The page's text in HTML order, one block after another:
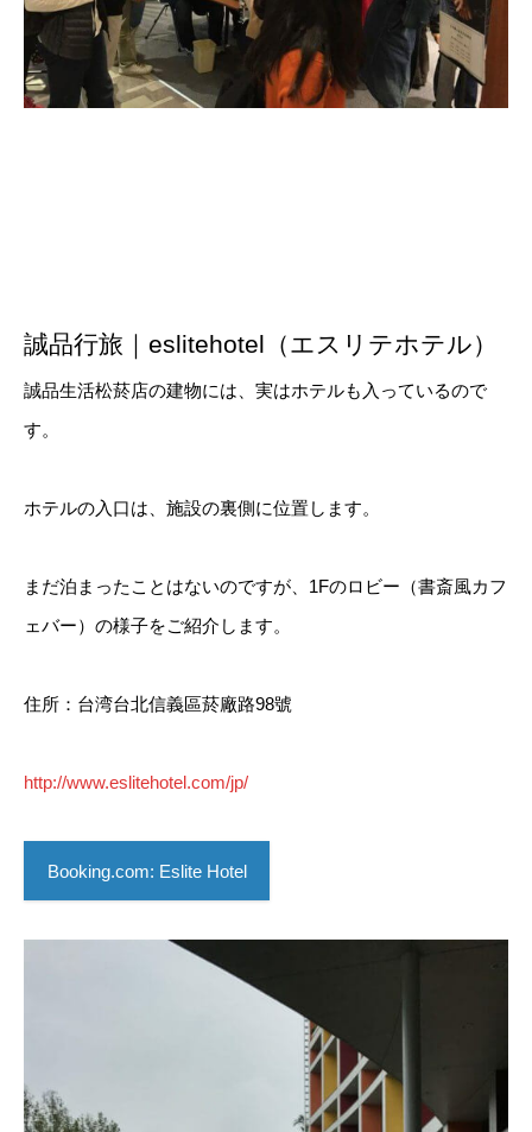
誠品行旅｜eslitehotel（エスリテホテル）
誠品生活松菸店の建物には、実はホテルも入っているので
す。
ホテルの入口は、施設の裏側に位置します。
まだ泊まったことはないのですが、1Fのロビー（書斎風カフ
ェバー）の様子をご紹介します。
住所：台湾台北信義區菸廠路98號
http://www.eslitehotel.com/jp/
Booking.com: Eslite Hotel